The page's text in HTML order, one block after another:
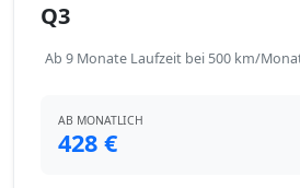
Q3
Ab 9 Monate Laufzeit bei 500 km/
AB MONATLICH
428 €